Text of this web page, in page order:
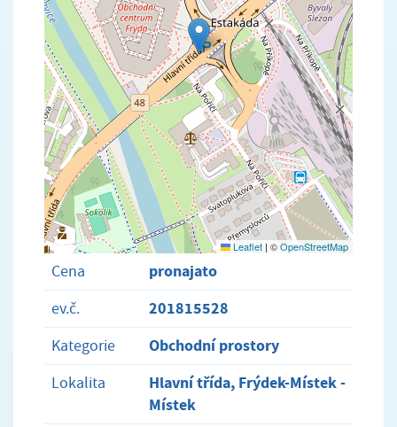
Leaflet | ©OpenStreetMap
Cena pronajato
ev.č. 201815528
Kategorie Obchodní prostory
Lokalita
Hlavní třída, Frýdek-Místek -
Místek